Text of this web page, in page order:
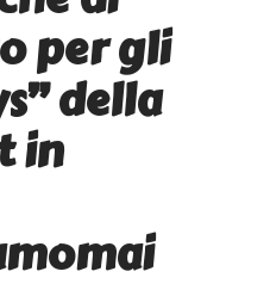
per gli
della
in